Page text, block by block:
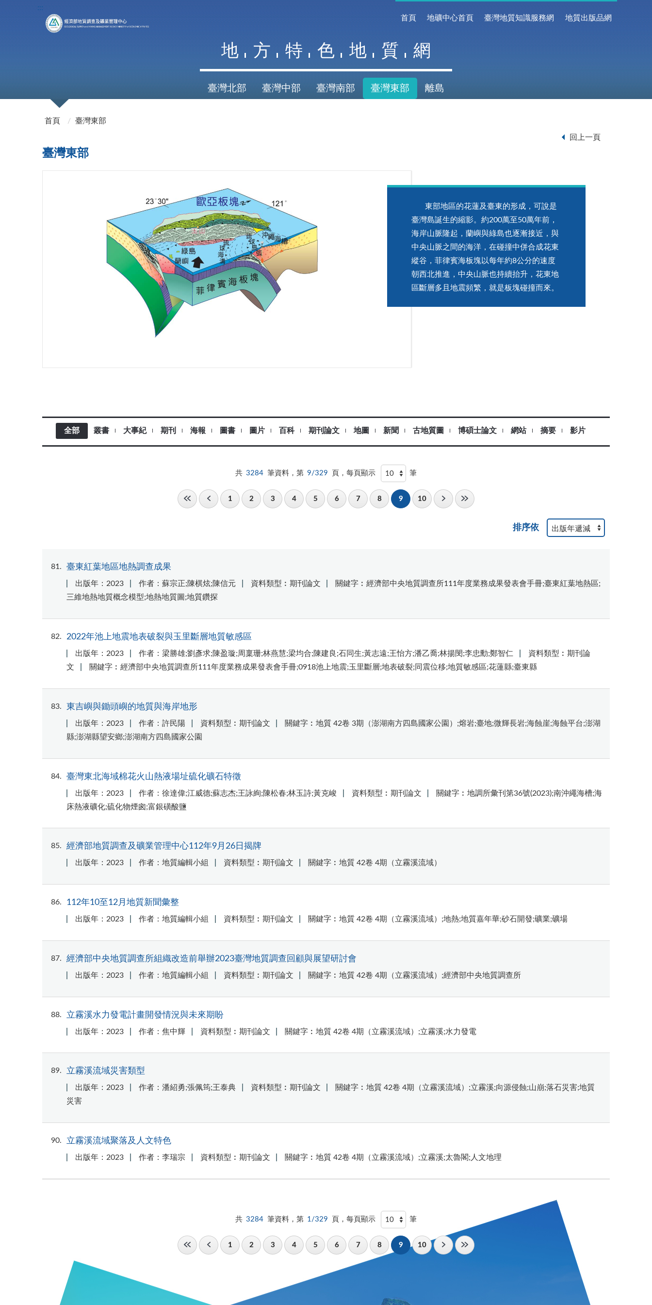
首頁 地礦中心首頁 臺灣地質知識服務網 地質出版品網
:::
地 方 特 色 地 質 網
臺灣北部 臺灣中部 臺灣南部 臺灣東部 離島
首頁
臺灣東部
回上一頁
臺灣東部
東部地區的花蓮及臺東的形成，可說是
臺灣島誕生的縮影。約200萬至50萬年前，
海岸山脈隆起，蘭嶼與綠島也逐漸接近，與
中央山脈之間的海洋，在碰撞中併合成花東
縱谷，菲律賓海板塊以每年約8公分的速度
朝西北推進，中央山脈也持續抬升，花東地
區斷層多且地震頻繁，就是板塊碰撞而來。
全部 叢書 大事紀 期刊 海報 圖書 圖片 百科 期刊論文 地圖 新聞 古地質圖 博碩士論文 網站 摘要 影片
共 3284 筆資料，第 9/329 頁，每頁顯示 筆
1 2 3 4 5 6 7 8 9 10
排序依
81 臺東紅葉地區地熱調查成果
出版年：2023 作者：蘇宗正;陳棋炫;陳信元 資料類型︰期刊論文
關鍵字︰經濟部中央地質調查所111年度業務成果發表會手冊;臺東紅葉地熱區;
三維地熱地質概念模型;地熱地質圖;地質鑽探
82 2022年池上地震地表破裂與玉里斷層地質敏感區
出版年：2023 作者：梁勝雄;劉彥求;陳盈璇;周稟珊;林燕慧;梁均合;陳建良;石同生;黃志遠;王怡方;潘乙喬;林揚閔;李忠勳;鄭智仁
資料類型︰期刊論
文
關鍵字︰經濟部中央地質調查所111年度業務成果發表會手冊;0918池上地震;玉里斷層;地表破裂;同震位移;地質敏感區;花蓮縣;臺東縣
83 東吉嶼與鋤頭嶼的地質與海岸地形
出版年：2023 作者：許民陽 資料類型︰期刊論文
關鍵字︰地質 42卷 3期（澎湖南方四島國家公園）;熔岩;臺地;微輝長岩;海蝕崖;海蝕平台;澎湖
縣;澎湖縣望安鄉;澎湖南方四島國家公園
84 臺灣東北海域棉花火山熱液場址硫化礦石特徵
出版年：2023 作者：徐達偉;江威德;蘇志杰;王詠絢;陳松春;林玉詩;黃克峻 資料類型︰期刊論文
關鍵字︰地調所彙刊第36號(2023);南沖繩海槽;海
床熱液礦化;硫化物煙囪;富銀磺酸鹽
85 經濟部地質調查及礦業管理中心112年9月26日揭牌
出版年：2023 作者：地質編輯小組 資料類型︰期刊論文 關鍵字︰地質 42卷 4期（立霧溪流域）
86 112年10至12月地質新聞彙整
出版年：2023 作者：地質編輯小組 資料類型︰期刊論文 關鍵字︰地質 42卷 4期（立霧溪流域）;地熱;地質嘉年華;砂石開發;礦業;礦場
87 經濟部中央地質調查所組織改造前舉辦2023臺灣地質調查回顧與展望研討會
出版年：2023 作者：地質編輯小組 資料類型︰期刊論文 關鍵字︰地質 42卷 4期（立霧溪流域）;經濟部中央地質調查所
88 立霧溪水力發電計畫開發情況與未來期盼
出版年：2023 作者：焦中輝 資料類型︰期刊論文 關鍵字︰地質 42卷 4期（立霧溪流域）;立霧溪;水力發電
89 立霧溪流域災害類型
出版年：2023 作者：潘紹勇;張佩筠;王泰典 資料類型︰期刊論文
關鍵字︰地質 42卷 4期（立霧溪流域）;立霧溪;向源侵蝕;山崩;落石災害;地質
災害
90 立霧溪流域聚落及人文特色
出版年：2023 作者：李瑞宗 資料類型︰期刊論文 關鍵字︰地質 42卷 4期（立霧溪流域）;立霧溪;太魯閣;人文地理
共 3284 筆資料，第 1/329 頁，每頁顯示 筆
1 2 3 4 5 6 7 8 9 10